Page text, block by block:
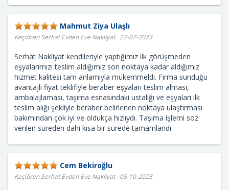
Mahmut Ziya Ulaşlı
Keçiören Serhat Evden Eve Nakliyat 27-07-2023
Serhat Nakliyat kendileriyle yaptığımız ilk görüşmeden
eşyalarımızı teslim aldığımız son noktaya kadar aldığımız
hizmet kalitesi tam anlamıyla mükemmeldi. Firma sunduğu
avantajlı fiyat teklifiyle beraber eşyaları teslim alması,
ambalajlaması, taşıma esnasındaki ustalığı ve eşyaları ilk
teslim alığı şekliyle beraber belirlenen noktaya ulaştırması
bakımından çok iyi ve oldukça hızlıydı. Taşıma işlemi söz
verilen süreden dahi kısa bir sürede tamamlandı.
Cem Bekiroğlu
Keçiören Serhat Evden Eve Nakliyat 05-10-2023